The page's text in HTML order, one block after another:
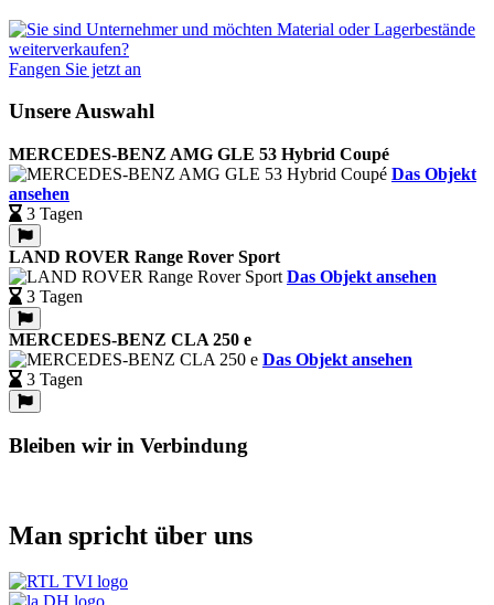
Fangen Sie jetzt an
Unsere Auswahl
MERCEDES-BENZ AMG GLE 53 Hybrid Coupé
Das Objekt
ansehen
3 Tagen
LAND ROVER Range Rover Sport
Das Objekt ansehen
3 Tagen
MERCEDES-BENZ CLA 250 e
Das Objekt ansehen
3 Tagen
Bleiben wir in Verbindung
Man spricht über uns